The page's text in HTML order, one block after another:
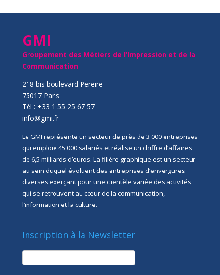
GMI
Groupement des Métiers de l’Impression et de la
Communication
218 bis boulevard Pereire
75017 Paris
Tél : +33 1 55 25 67 57
info@gmi.fr
Le GMI représente un secteur de près de 3 000 entreprises
qui emploie 45 000 salariés et réalise un chiffre d’affaires
de 6,5 milliards d’euros. La filière graphique est un secteur
au sein duquel évoluent des entreprises d’envergures
diverses exerçant pour une clientèle variée des activités
qui se retrouvent au cœur de la communication,
l’information et la culture.
Inscription à la Newsletter
newsletter